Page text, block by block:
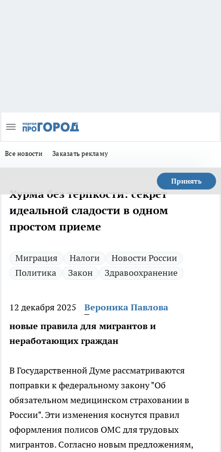
Все новости Заказать рекламу
Принять
Хурма без терпкости: секрет
идеальной сладости в одном
простом приеме
Миграция Налоги
Новости России
Политика
Закон Здравоохранение
12 декабря 2025
Вероника Павлова
новые правила для мигрантов и
неработающих граждан
В Государственной Думе рассматриваются
поправки к федеральному закону "Об
обязательном медицинском страховании в
России". Эти изменения коснутся правил
оформления полисов ОМС для трудовых
мигрантов. Согласно новым предложениям,